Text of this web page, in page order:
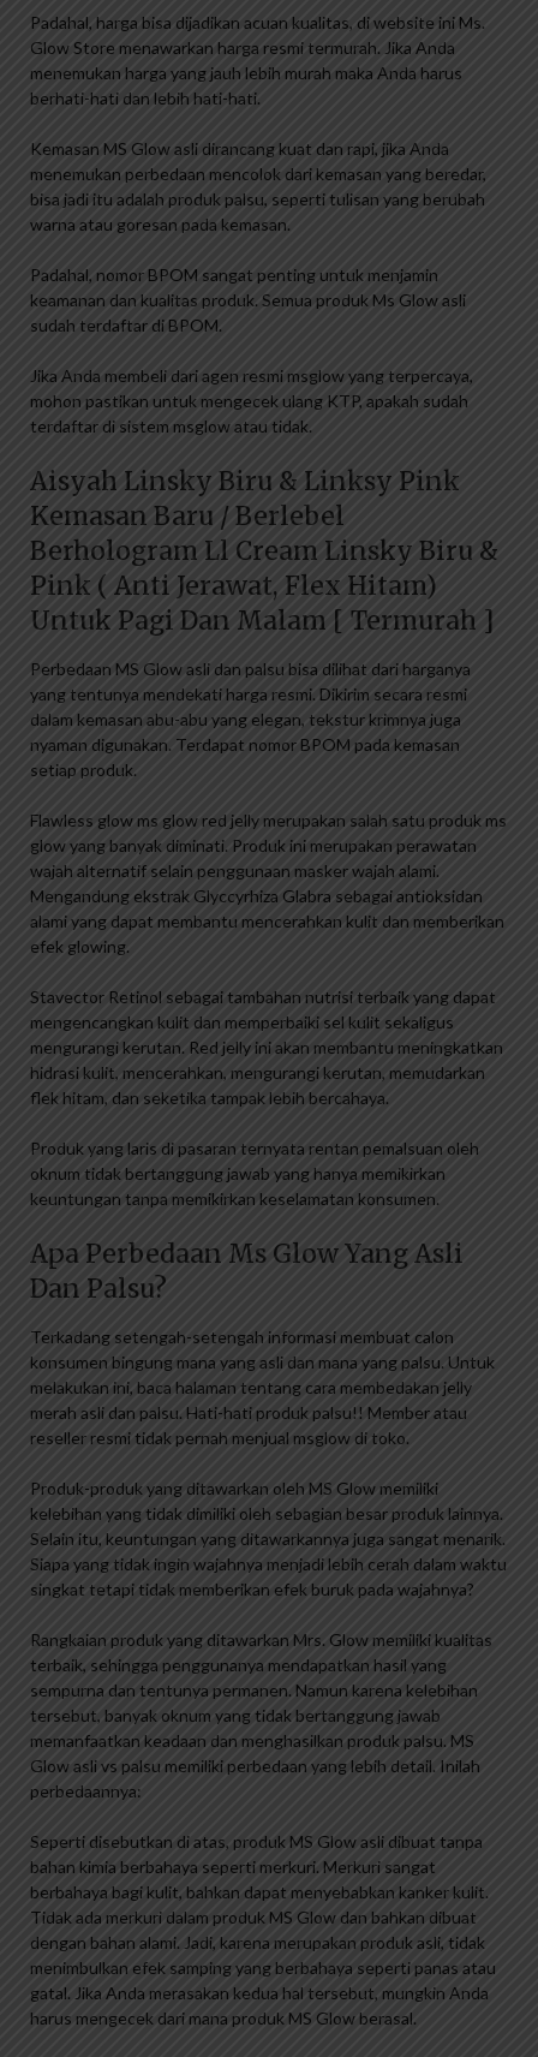
Padahal, harga bisa dijadikan acuan kualitas, di website ini Ms.
Glow Store menawarkan harga resmi termurah. Jika Anda
menemukan harga yang jauh lebih murah maka Anda harus
berhati-hati dan lebih hati-hati.
Kemasan MS Glow asli dirancang kuat dan rapi, jika Anda
menemukan perbedaan mencolok dari kemasan yang beredar,
bisa jadi itu adalah produk palsu, seperti tulisan yang berubah
warna atau goresan pada kemasan.
Padahal, nomor BPOM sangat penting untuk menjamin
keamanan dan kualitas produk. Semua produk Ms Glow asli
sudah terdaftar di BPOM.
Jika Anda membeli dari agen resmi msglow yang terpercaya,
mohon pastikan untuk mengecek ulang KTP, apakah sudah
terdaftar di sistem msglow atau tidak.
Aisyah Linsky Biru & Linksy Pink
Kemasan Baru / Berlebel
Berhologram Ll Cream Linsky Biru &
Pink ( Anti Jerawat, Flex Hitam)
Untuk Pagi Dan Malam [ Termurah ]
Perbedaan MS Glow asli dan palsu bisa dilihat dari harganya
yang tentunya mendekati harga resmi. Dikirim secara resmi
dalam kemasan abu-abu yang elegan, tekstur krimnya juga
nyaman digunakan. Terdapat nomor BPOM pada kemasan
setiap produk.
Flawless glow ms glow red jelly merupakan salah satu produk ms
glow yang banyak diminati. Produk ini merupakan perawatan
wajah alternatif selain penggunaan masker wajah alami.
Mengandung ekstrak Glyccyrhiza Glabra sebagai antioksidan
alami yang dapat membantu mencerahkan kulit dan memberikan
efek glowing.
Stavector Retinol sebagai tambahan nutrisi terbaik yang dapat
mengencangkan kulit dan memperbaiki sel kulit sekaligus
mengurangi kerutan. Red jelly ini akan membantu meningkatkan
hidrasi kulit, mencerahkan, mengurangi kerutan, memudarkan
flek hitam, dan seketika tampak lebih bercahaya.
Produk yang laris di pasaran ternyata rentan pemalsuan oleh
oknum tidak bertanggung jawab yang hanya memikirkan
keuntungan tanpa memikirkan keselamatan konsumen.
Apa Perbedaan Ms Glow Yang Asli
Dan Palsu?
Terkadang setengah-setengah informasi membuat calon
konsumen bingung mana yang asli dan mana yang palsu. Untuk
melakukan ini, baca halaman tentang cara membedakan jelly
merah asli dan palsu. Hati-hati produk palsu!! Member atau
reseller resmi tidak pernah menjual msglow di toko.
Produk-produk yang ditawarkan oleh MS Glow memiliki
kelebihan yang tidak dimiliki oleh sebagian besar produk lainnya.
Selain itu, keuntungan yang ditawarkannya juga sangat menarik.
Siapa yang tidak ingin wajahnya menjadi lebih cerah dalam waktu
singkat tetapi tidak memberikan efek buruk pada wajahnya?
Rangkaian produk yang ditawarkan Mrs. Glow memiliki kualitas
terbaik, sehingga penggunanya mendapatkan hasil yang
sempurna dan tentunya permanen. Namun karena kelebihan
tersebut, banyak oknum yang tidak bertanggung jawab
memanfaatkan keadaan dan menghasilkan produk palsu. MS
Glow asli vs palsu memiliki perbedaan yang lebih detail. Inilah
perbedaannya:
Seperti disebutkan di atas, produk MS Glow asli dibuat tanpa
bahan kimia berbahaya seperti merkuri. Merkuri sangat
berbahaya bagi kulit, bahkan dapat menyebabkan kanker kulit.
Tidak ada merkuri dalam produk MS Glow dan bahkan dibuat
dengan bahan alami. Jadi, karena merupakan produk asli, tidak
menimbulkan efek samping yang berbahaya seperti panas atau
gatal. Jika Anda merasakan kedua hal tersebut, mungkin Anda
harus mengecek dari mana produk MS Glow berasal.